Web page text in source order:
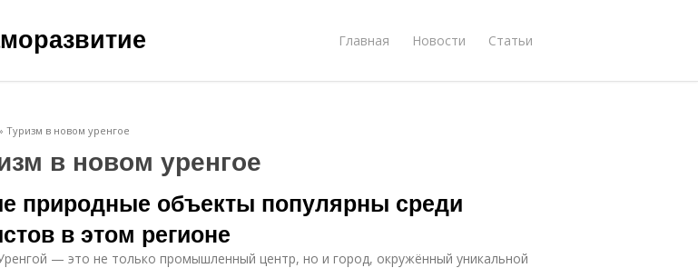
Главная Новости Статьи
Туризм в новом уренгое
в новом уренгое
природные объекты популярны среди
в этом регионе
— это не только промышленный центр, но и город, окружённый уникальной